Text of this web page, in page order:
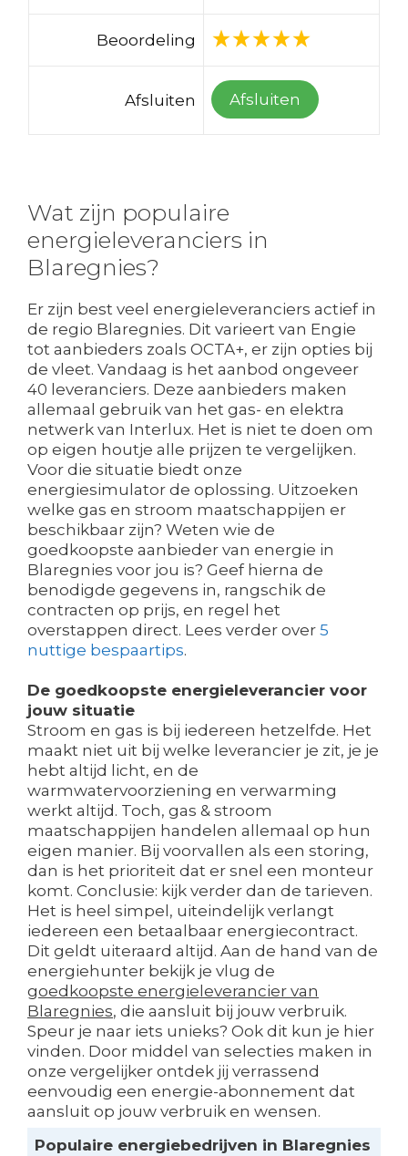
Beoordeling
Afsluiten Afsluiten
Wat zijn populaire
energieleveranciers in
Blaregnies?
Er zijn best veel energieleveranciers actief in
de regio Blaregnies. Dit varieert van Engie
tot aanbieders zoals OCTA+, er zijn opties bij
de vleet. Vandaag is het aanbod ongeveer
40 leveranciers. Deze aanbieders maken
allemaal gebruik van het gas- en elektra
netwerk van Interlux. Het is niet te doen om
op eigen houtje alle prijzen te vergelijken.
Voor die situatie biedt onze
energiesimulator de oplossing. Uitzoeken
welke gas en stroom maatschappijen er
beschikbaar zijn? Weten wie de
goedkoopste aanbieder van energie in
Blaregnies voor jou is? Geef hierna de
benodigde gegevens in, rangschik de
contracten op prijs, en regel het
overstappen direct. Lees verder over 5
nuttige bespaartips.
De goedkoopste energieleverancier voor
jouw situatie
Stroom en gas is bij iedereen hetzelfde. Het
maakt niet uit bij welke leverancier je zit, je je
hebt altijd licht, en de
warmwatervoorziening en verwarming
werkt altijd. Toch, gas & stroom
maatschappijen handelen allemaal op hun
eigen manier. Bij voorvallen als een storing,
dan is het prioriteit dat er snel een monteur
komt. Conclusie: kijk verder dan de tarieven.
Het is heel simpel, uiteindelijk verlangt
iedereen een betaalbaar energiecontract.
Dit geldt uiteraard altijd. Aan de hand van de
energiehunter bekijk je vlug de
goedkoopste energieleverancier van
Blaregnies, die aansluit bij jouw verbruik.
Speur je naar iets unieks? Ook dit kun je hier
vinden. Door middel van selecties maken in
onze vergelijker ontdek jij verrassend
eenvoudig een energie-abonnement dat
aansluit op jouw verbruik en wensen.
Populaire energiebedrijven in Blaregnies